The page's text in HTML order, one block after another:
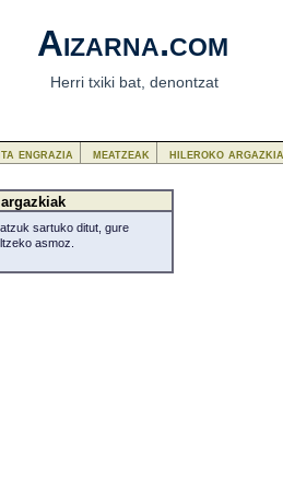
Aizarna.com
Herri txiki bat, denontzat
sartuko ditut, gure
asmoz.
engrazia meatzeak hileroko